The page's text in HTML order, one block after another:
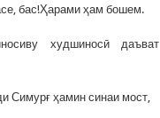
бас!Ҳарами ҳам бошем.
худшиносӣ даъват
Симурғ ҳамин синаи мост,